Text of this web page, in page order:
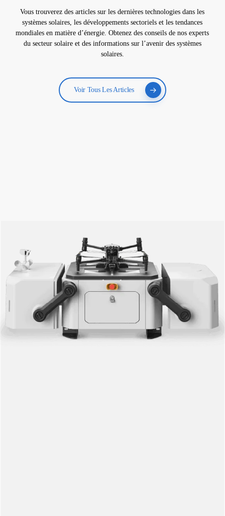
Vous trouverez des articles sur les dernières technologies dans les
systèmes solaires, les développements sectoriels et les tendances
mondiales en matière d’énergie. Obtenez des conseils de nos experts
du secteur solaire et des informations sur l’avenir des systèmes
solaires.
Voir Tous Les Articles